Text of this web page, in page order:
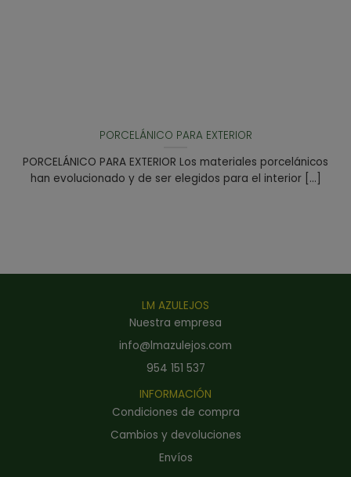
PORCELÁNICO PARA EXTERIOR
PORCELÁNICO PARA EXTERIOR Los materiales porcelánicos
han evolucionado y de ser elegidos para el interior [...]
LM AZULEJOS
Nuestra empresa
info@lmazulejos.com
954 151 537
INFORMACIÓN
Condiciones de compra
Cambios y devoluciones
Envíos